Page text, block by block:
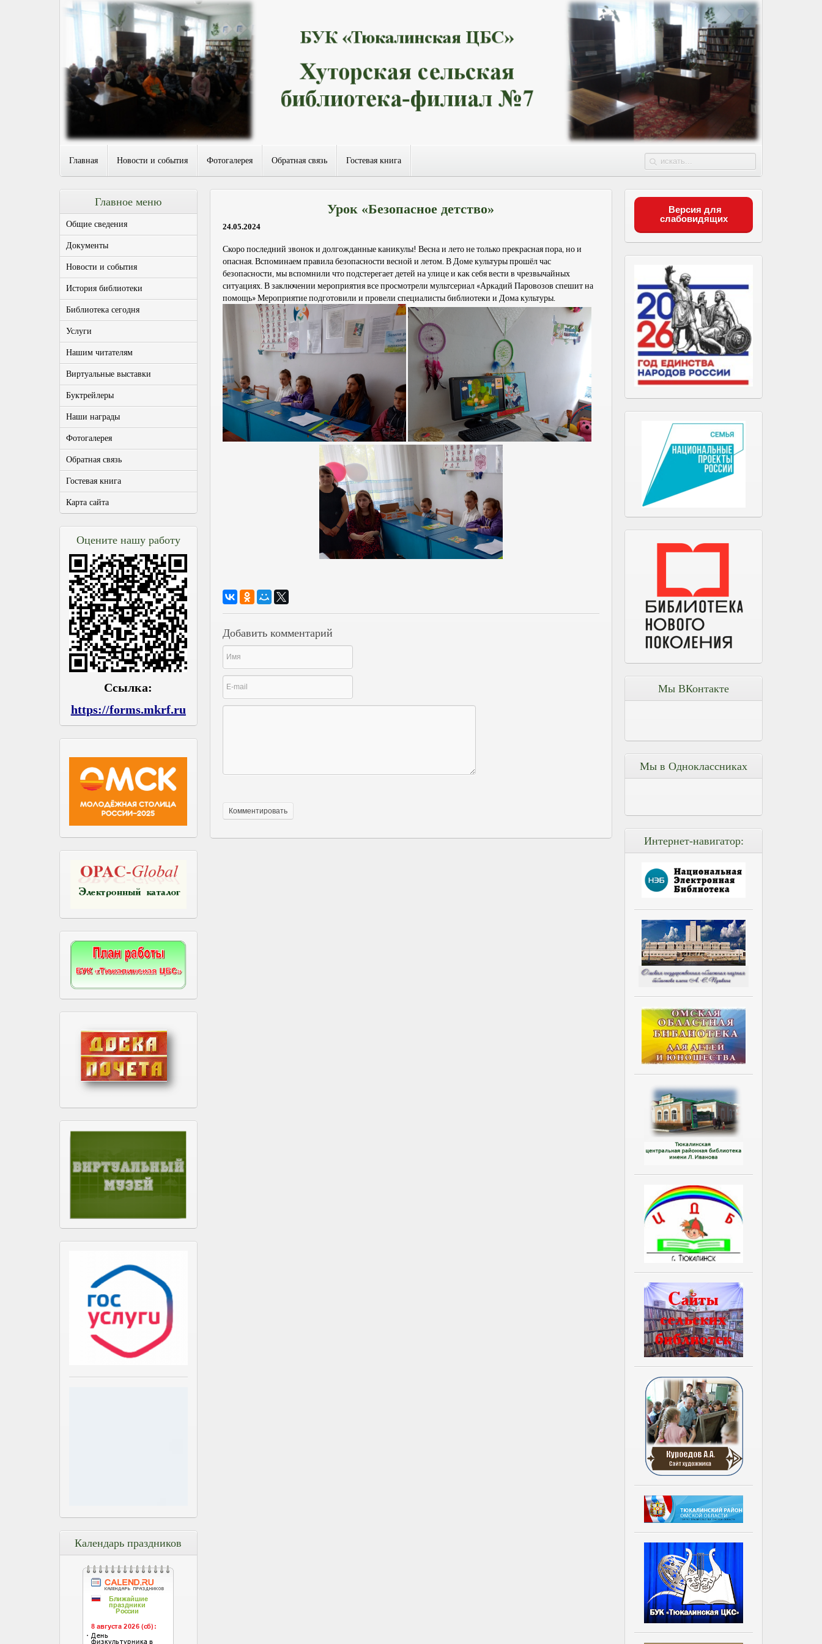
Главная Новости и события Фотогалерея Обратная связь Гостевая книга
Урок «Безопасное детство»
24.05.2024
Скоро последний звонок и долгожданные каникулы! Весна и лето не только прекрасная пора, но и
опасная. Вспоминаем правила безопасности весной и летом. В Доме культуры прошёл час
безопасности, мы вспомнили что подстерегает детей на улице и как себя вести в чрезвычайных
ситуациях. В заключении мероприятия все просмотрели мультсериал «Аркадий Паровозов спешит на
помощь» Мероприятие подготовили и провели специалисты библиотеки и Дома культуры.
Добавить комментарий
Главное меню
Общие сведения
Документы
Новости и события
История библиотеки
Библиотека сегодня
Услуги
Нашим читателям
Виртуальные выставки
Буктрейлеры
Наши награды
Фотогалерея
Обратная связь
Гостевая книга
Карта сайта
Оцените нашу работу
Ссылка:
https://forms.mkrf.ru
Календарь праздников
Версия для
слабовидящих
Мы ВКонтакте
Мы в Одноклассниках
Интернет-навигатор: